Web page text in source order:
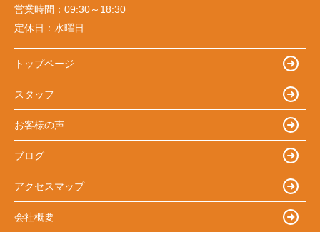
営業時間： 09:30～18:30
定休日： 水曜日
トップページ
スタッフ
お客様の声
ブログ
アクセスマップ
会社概要